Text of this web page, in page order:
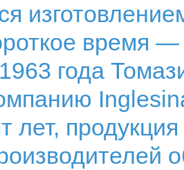
время
года
лет,